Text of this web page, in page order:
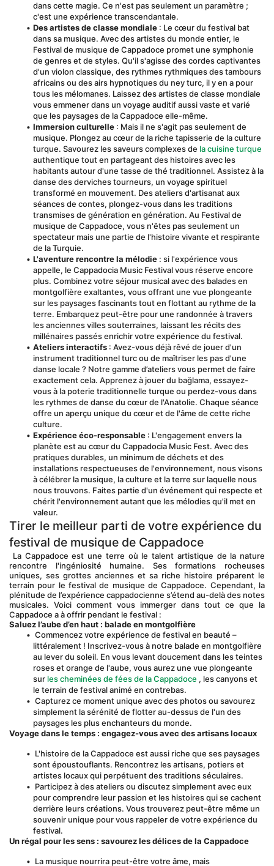
dans cette magie. Ce n'est pas seulement un paramètre ;
c'est une expérience transcendantale.
Des artistes de classe mondiale : Le cœur du festival bat
dans sa musique. Avec des artistes du monde entier, le
Festival de musique de Cappadoce promet une symphonie
de genres et de styles. Qu'il s'agisse des cordes captivantes
d'un violon classique, des rythmes rythmiques des tambours
africains ou des airs hypnotiques du ney turc, il y en a pour
tous les mélomanes. Laissez des artistes de classe mondiale
vous emmener dans un voyage auditif aussi vaste et varié
que les paysages de la Cappadoce elle-même.
Immersion culturelle : Mais il ne s'agit pas seulement de
musique. Plongez au cœur de la riche tapisserie de la culture
turque. Savourez les saveurs complexes de la cuisine turque
authentique tout en partageant des histoires avec les
habitants autour d'une tasse de thé traditionnel. Assistez à la
danse des derviches tourneurs, un voyage spirituel
transformé en mouvement. Des ateliers d'artisanat aux
séances de contes, plongez-vous dans les traditions
transmises de génération en génération. Au Festival de
musique de Cappadoce, vous n'êtes pas seulement un
spectateur mais une partie de l'histoire vivante et respirante
de la Turquie.
L'aventure rencontre la mélodie : si l'expérience vous
appelle, le Cappadocia Music Festival vous réserve encore
plus. Combinez votre séjour musical avec des balades en
montgolfière exaltantes, vous offrant une vue plongeante
sur les paysages fascinants tout en flottant au rythme de la
terre. Embarquez peut-être pour une randonnée à travers
les anciennes villes souterraines, laissant les récits des
millénaires passés enrichir votre expérience du festival.
Ateliers interactifs : Avez-vous déjà rêvé de jouer d'un
instrument traditionnel turc ou de maîtriser les pas d'une
danse locale ? Notre gamme d’ateliers vous permet de faire
exactement cela. Apprenez à jouer du bağlama, essayez-
vous à la poterie traditionnelle turque ou perdez-vous dans
les rythmes de danse du cœur de l'Anatolie. Chaque séance
offre un aperçu unique du cœur et de l'âme de cette riche
culture.
Expérience éco-responsable : L'engagement envers la
planète est au cœur du Cappadocia Music Fest. Avec des
pratiques durables, un minimum de déchets et des
installations respectueuses de l'environnement, nous visons
à célébrer la musique, la culture et la terre sur laquelle nous
nous trouvons. Faites partie d'un événement qui respecte et
chérit l'environnement autant que les mélodies qu'il met en
valeur.
Tirer le meilleur parti de votre expérience du
festival de musique de Cappadoce
rencontre l'ingéniosité humaine. Ses formations rocheuses
uniques, ses grottes anciennes et sa riche histoire préparent le
terrain pour le festival de musique de Cappadoce. Cependant, la
plénitude de l’expérience cappadocienne s’étend au-delà des notes
musicales. Voici comment vous immerger dans tout ce que la
Cappadoce a à offrir pendant le festival :
Saluez l’aube d’en haut : balade en montgolfière
Commencez votre expérience de festival en beauté –
littéralement ! Inscrivez-vous à notre balade en montgolfière
au lever du soleil. En vous levant doucement dans les teintes
roses et orange de l'aube, vous aurez une vue plongeante
sur les cheminées de fées de la Cappadoce , les canyons et
le terrain de festival animé en contrebas.
Capturez ce moment unique avec des photos ou savourez
simplement la sérénité de flotter au-dessus de l'un des
paysages les plus enchanteurs du monde.
Voyage dans le temps : engagez-vous avec des artisans locaux
L'histoire de la Cappadoce est aussi riche que ses paysages
sont époustouflants. Rencontrez les artisans, potiers et
artistes locaux qui perpétuent des traditions séculaires.
Participez à des ateliers ou discutez simplement avec eux
pour comprendre leur passion et les histoires qui se cachent
derrière leurs créations. Vous trouverez peut-être même un
souvenir unique pour vous rappeler de votre expérience du
festival.
Un régal pour les sens : savourez les délices de la Cappadoce
La musique nourrira peut-être votre âme, mais